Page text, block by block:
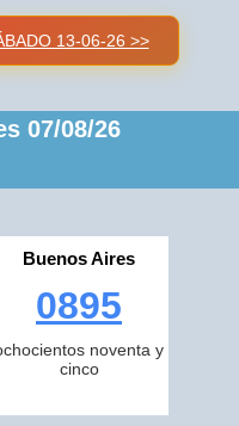
13-06-26 >>
07/08/26
Buenos Aires
0895
noventa y
cinco